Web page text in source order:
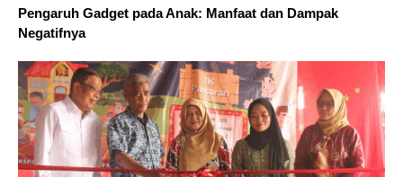
Pengaruh Gadget pada Anak: Manfaat dan Dampak
Negatifnya